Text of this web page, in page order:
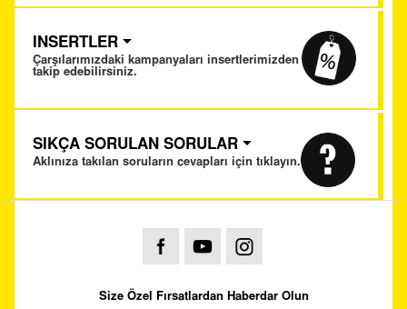
INSERTLER
Çarşılarımızdaki kampanyaları insertlerimizden
takip edebilirsiniz.
SIKÇA SORULAN SORULAR
Aklınıza takılan soruların cevapları için tıklayın.
Size Özel Fırsatlardan Haberdar Olun